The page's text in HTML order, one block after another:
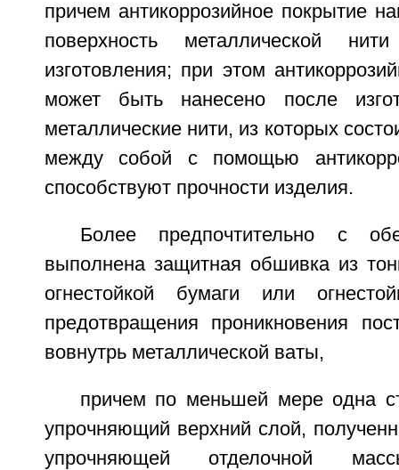
причем антикоррозийное покрытие
поверхность металлической
изготовления; при этом
может быть нанесено после
металлические нити, из которых
между собой с помощью
способствуют прочности изделия.
Более предпочтительно с
выполнена защитная обшивка из
огнестойкой бумаги или
предотвращения проникновения
вовнутрь металлической ваты,
причем по меньшей мере одна
упрочняющий верхний слой,
упрочняющей отделочной